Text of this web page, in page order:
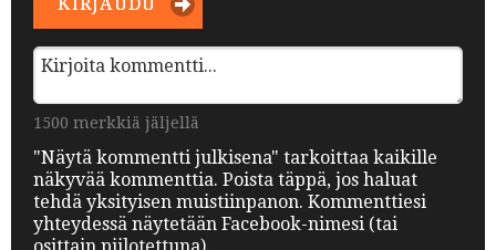
1500 merkkiä jäljellä
"Näytä kommentti julkisena" tarkoittaa kaikille
näkyvää kommenttia. Poista täppä, jos haluat
tehdä yksityisen muistiinpanon. Kommenttiesi
yhteydessä näytetään Facebook-nimesi (tai